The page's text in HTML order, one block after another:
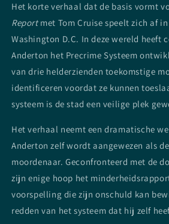
Het korte verhaal dat de basis vormt
Reportmet Tom Cruise speelt zich af
Washington D.C. In deze wereld heeft
Anderton het Precrime Systeem
van drie helderzienden toekomstige
identificeren voordat ze kunnen
systeem is de stad een veilige plek
Het verhaal neemt een dramatische
Anderton zelf wordt aangewezen als
moordenaar. Geconfronteerd met de
zijn enige hoop het
voorspelling die zijn onschuld kan
redden van het systeem dat hij zelf